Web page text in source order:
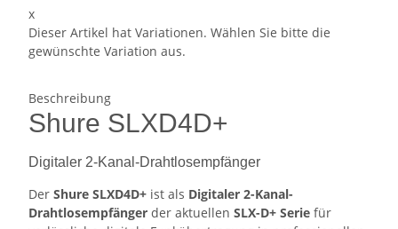
x
Dieser Artikel hat Variationen. Wählen Sie bitte die
gewünschte Variation aus.
Beschreibung
Shure SLXD4D+
Digitaler 2-Kanal-Drahtlosempfänger
Der Shure SLXD4D+ ist als Digitaler 2-Kanal-
Drahtlosempfänger der aktuellen SLX-D+ Serie für